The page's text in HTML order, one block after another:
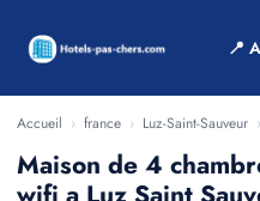
📍
Accueil › france › Luz-Saint-Sauveur ›
Maison de 4